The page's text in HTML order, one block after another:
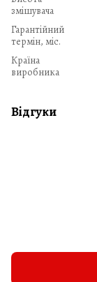
змішувача
Гарантійний
термін, міс.
Країна
виробника
Відгуки